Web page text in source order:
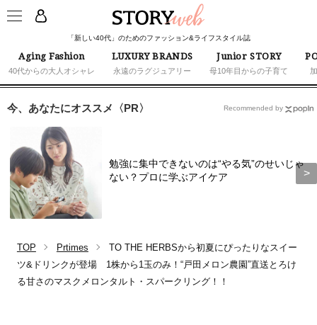
「新しい40代」のためのファッション&ライフスタイル誌
Aging Fashion
40代からの大人オシャレ
LUXURY BRANDS
永遠のラグジュアリー
Junior STORY
母10年目からの子育て
今、あなたにオススメ〈PR〉
勉強に集中できないのは“やる気”のせいじゃ
ない？プロに学ぶアイケア
Recommended by
TOP Prtimes
TO THE HERBSから初夏にぴったりなスイー
ツ&ドリンクが登場 1株から1玉のみ！“戸田メロン農園”直送とろけ
る甘さのマスクメロンタルト・スパークリング！！